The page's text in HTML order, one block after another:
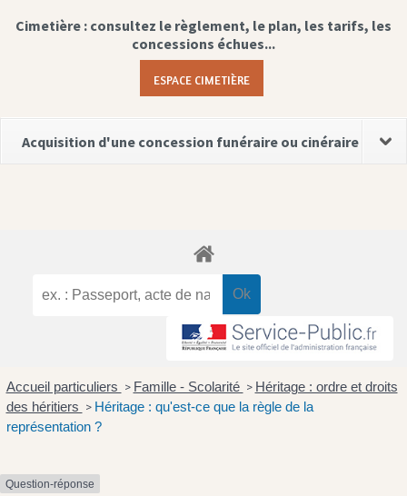
Cimetière : consultez le règlement, le plan, les tarifs, les
concessions échues...
ESPACE CIMETIÈRE
Acquisition d'une concession funéraire ou cinéraire
Accueil particuliers > Famille - Scolarité > Héritage : ordre et droits
des héritiers > Héritage : qu'est-ce que la règle de la
représentation ?
Question-réponse